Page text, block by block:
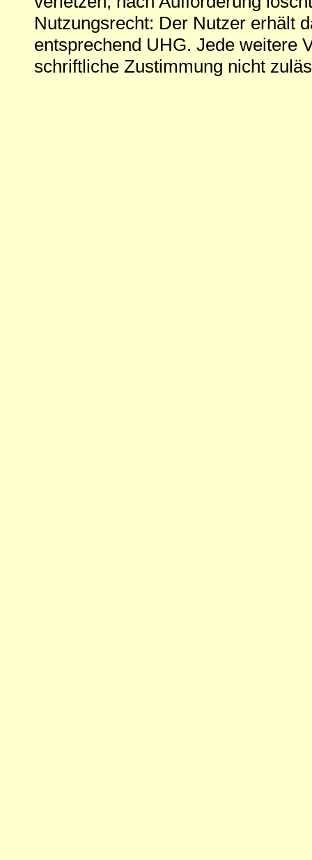
Nutzungsrecht: Der Nutzer erhält
entsprechend UHG. Jede weitere
schriftliche Zustimmung nicht